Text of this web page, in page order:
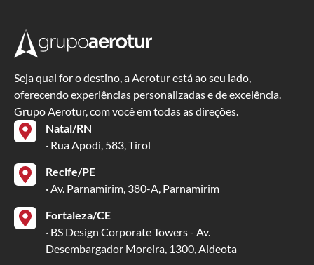
Seja qual for o destino, a Aerotur está ao seu lado,
oferecendo experiências personalizadas e de excelência.
Grupo Aerotur, com você em todas as direções.
Natal/RN
· Rua Apodi, 583, Tirol
Recife/PE
· Av. Parnamirim, 380-A, Parnamirim
Fortaleza/CE
· BS Design Corporate Towers - Av.
Desembargador Moreira, 1300, Aldeota